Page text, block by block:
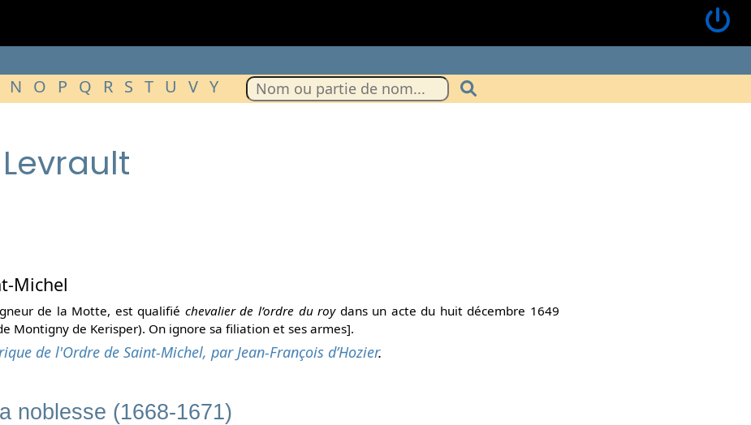
N O P Q R S T U V Y
Michel
de la Motte, est qualifié chevalier de l’ordre du roydans un acte du huit décembre 1649
Montigny de Kerisper). On ignore sa filiation et ses armes].
de l'Ordre de Saint-Michel, par Jean-François d’Hozier.
noblesse (1668-1671)